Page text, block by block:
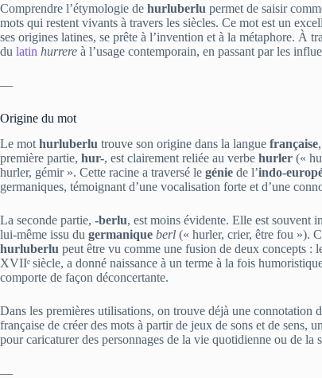
Comprendre l’étymologie de hurluberlu permet de saisir
mots qui restent vivants à travers les siècles. Ce mot est un
ses origines latines, se prête à l’invention et à la métaphore. À
du latin hurrere à l’usage contemporain, en passant par les
—
Origine du mot
Le mot hurluberlu trouve son origine dans la langue française
première partie, hur-, est clairement reliée au verbe hurler («
hurler, gémir ». Cette racine a traversé le génie de l’indo-
germaniques, témoignant d’une vocalisation forte et d’une
La seconde partie, ‑berlu, est moins évidente. Elle est souvent
lui‑même issu du germanique berl (« hurler, crier, être fou »).
hurluberlu peut être vu comme une fusion de deux concepts :
XVIIᵉ siècle, a donné naissance à un terme à la fois
comporte de façon déconcertante.
Dans les premières utilisations, on trouve déjà une connotation
française de créer des mots à partir de jeux de sons et de sens,
pour caricaturer des personnages de la vie quotidienne ou de la
—